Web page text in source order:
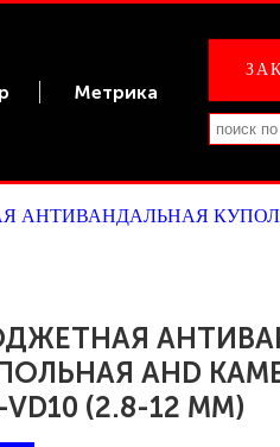
Метрика
АНТИВАНДАЛЬНАЯ
AHD
VD10 (2.8-12 ММ)